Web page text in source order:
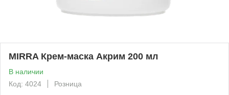
MIRRA Крем-маска Акрим 200 мл
В наличии
Код: 4024
Розница